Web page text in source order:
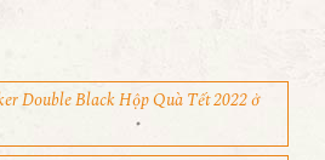
Double Black Hộp Quà Tết 2022 ở